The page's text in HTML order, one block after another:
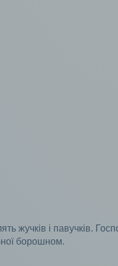
жучків і павучків.
борошном.